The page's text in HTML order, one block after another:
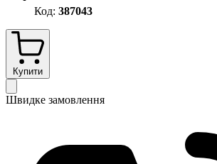
Код: 387043
Купити
Швидке замовлення